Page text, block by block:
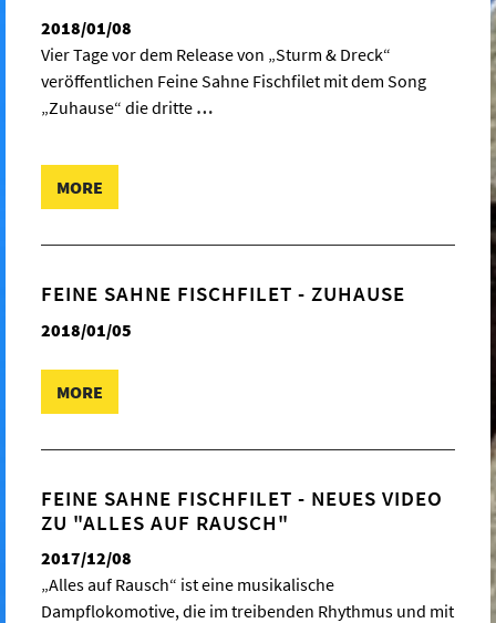
2018/01/08
Vier Tage vor dem Release von „Sturm & Dreck“
veröffentlichen Feine Sahne Fischfilet mit dem Song
„Zuhause“ die dritte …
MORE
FEINE SAHNE FISCHFILET - ZUHAUSE
2018/01/05
MORE
FEINE SAHNE FISCHFILET - NEUES VIDEO
ZU "ALLES AUF RAUSCH"
2017/12/08
„Alles auf Rausch“ ist eine musikalische
Dampflokomotive, die im treibenden Rhythmus und mit